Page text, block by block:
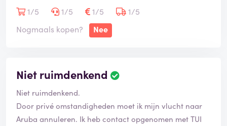
1/5
1/5 1/5
1/5
Nogmaals kopen?
Nee
Niet ruimdenkend
Niet ruimdenkend.
Door privé omstandigheden moet ik mijn vlucht naar
Aruba annuleren. Ik heb contact opgenomen met TUI